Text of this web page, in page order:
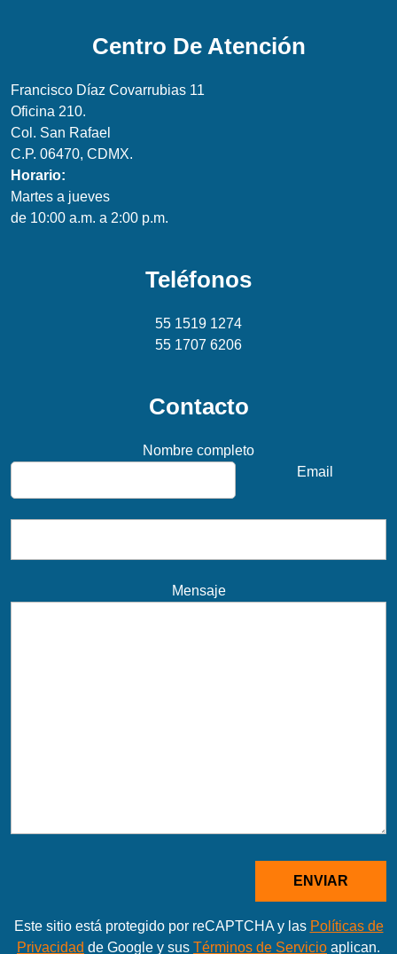
Centro De Atención
Francisco Díaz Covarrubias 11
Oficina 210.
Col. San Rafael
C.P. 06470, CDMX.
Horario:
Martes a jueves
de 10:00 a.m. a 2:00 p.m.
Teléfonos
55 1519 1274
55 1707 6206
Contacto
Nombre completo
Email
Mensaje
Este sitio está protegido por reCAPTCHA y las Políticas de
Privacidad de Google y sus Términos de Servicio aplican.